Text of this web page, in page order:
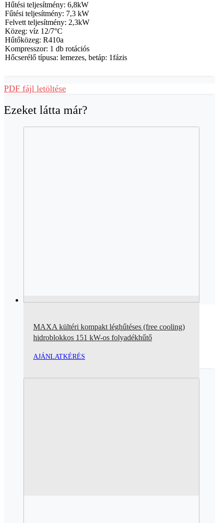
Hűtési teljesítmény: 6,8kW
Fűtési teljesítmény: 7,3 kW
Felvett teljesítmény: 2,3kW
Közeg: víz 12/7°C
Hűtőközeg: R410a
Kompresszor: 1 db rotációs
Hőcserélő típusa: lemezes, betáp: 1fázis
PDF fájl letöltése
Ezeket látta már?
MAXA kültéri kompakt léghűtéses (free cooling)
hidroblokkos 151 kW-os folyadékhűtő
AJÁNLATKÉRÉS